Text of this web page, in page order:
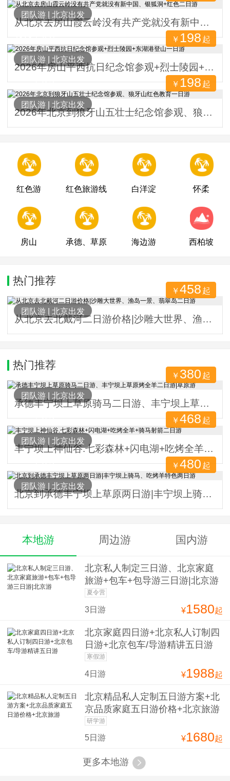
团队游 |北京出发
从北京去房山霞云岭没有共产党就没有新中国、银狐洞+红色二日游
团队游 |北京出发
4313人关注 ￥ 198 起
2026年房山平西抗日纪念馆参观+烈士陵园+东湖港登山一日游
团队游 |北京出发
2970人关注 ￥ 198 起
2026年北京到狼牙山五壮士纪念馆参观、狼牙山红色教育一日游
红色游 红色旅游线 白洋淀 怀柔
房山 承德、草原 海边游 西柏坡
热门推荐
团队游 |北京出发
￥458 起
从北京去北戴河二日游价格|沙雕大世界、渔岛一景、翡翠岛二日游
热门推荐
团队游 |北京出发
￥ 380 起
承德丰宁坝上草原骑马二日游、丰宁坝上草原烤全羊二日游|草原游
团队游 |北京出发
4705人关注 ￥468 起
丰宁坝上神仙谷.七彩森林+闪电湖+吃烤全羊+骑马射箭二日游
团队游 |北京出发
4434人关注 ￥480 起
北京到承德丰宁坝上草原两日游|丰宁坝上骑马、吃烤羊特色两日游
本地游 周边游 国内游
北京私人制定三日游、北京家庭
旅游+包车+包导游三日游|北京游
夏令营
3日游 ¥1580起
北京家庭四日游+北京私人订制四
日游+北京包车/导游精讲五日游
寒假游
4日游 ¥1988起
北京精品私人定制五日游方案+北
京品质家庭五日游价格+北京旅游
研学游
5日游 ¥1680起
更多本地游